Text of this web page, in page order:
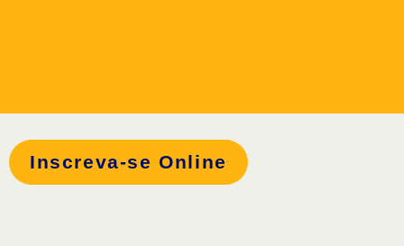
Inscreva-se Online